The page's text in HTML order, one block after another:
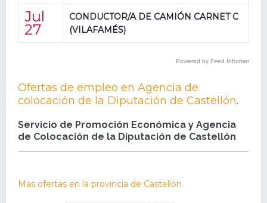
Jul
27
CONDUCTOR/A DE CAMIÓN CARNET C
(VILAFAMÉS)
Powered by Feed Informer
Ofertas de empleo en Agencia de
colocación de la Diputación de Castellón.
Servicio de Promoción Económica y Agencia
de Colocación de la Diputación de Castellón
Mas ofertas en la provincia de Castellón.